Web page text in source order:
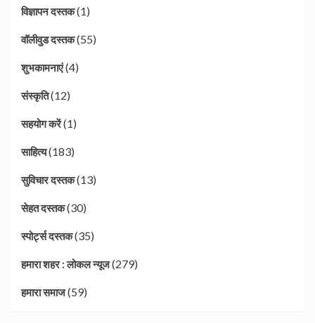
विज्ञापन दस्तक(1)
वॉलीवुड दस्तक(55)
शुभकामनाएं(4)
संस्कृति(12)
सहयोग करें(1)
साहित्य(183)
सुविचार दस्तक(13)
सेहत दस्तक(30)
स्पोर्ट्स दस्तक(35)
हमारा शहर : लोकल न्यूज(279)
हमारा समाज(59)